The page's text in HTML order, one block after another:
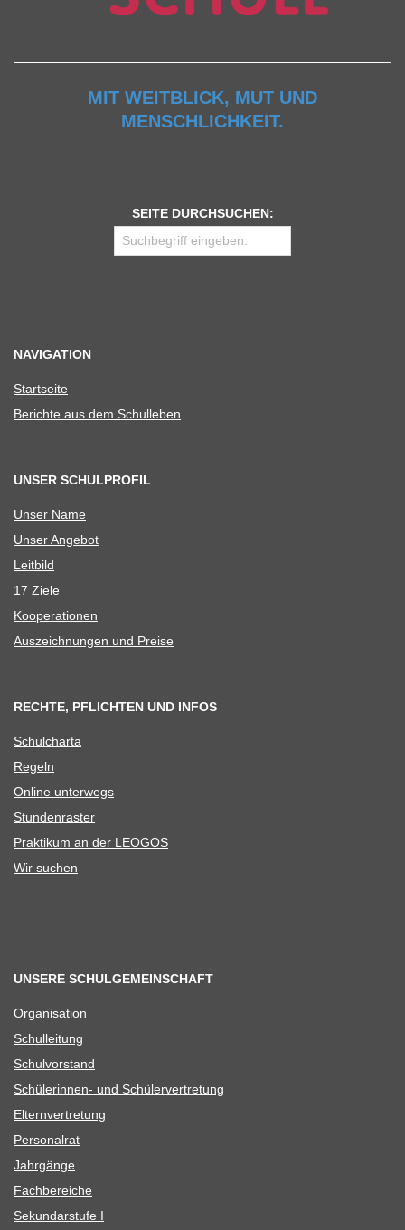
MIT WEITBLICK, MUT UND
MENSCHLICHKEIT.
SEITE DURCHSUCHEN:
NAVIGATION
Start­seite
Berichte aus dem Schulleben
UNSER SCHULPROFIL
Unser Name
Unser Ange­bot
Leit­bild
17 Ziele
Koope­ra­tio­nen
Aus­zeich­nun­gen und Preise
RECHTE, PFLICHTEN UND INFOS
Schul­charta
Regeln
Online unter­wegs
Stun­den­ras­ter
Prak­ti­kum an der LEOGOS
Wir suchen
UNSERE SCHULGEMEINSCHAFT
Orga­ni­sa­tion
Schul­lei­tung
Schul­vor­stand
Schü­le­rin­nen- und Schülervertretung
Eltern­ver­tre­tung
Per­so­nal­rat
Jahr­gänge
Fach­be­rei­che
Sekun­dar­stufe I